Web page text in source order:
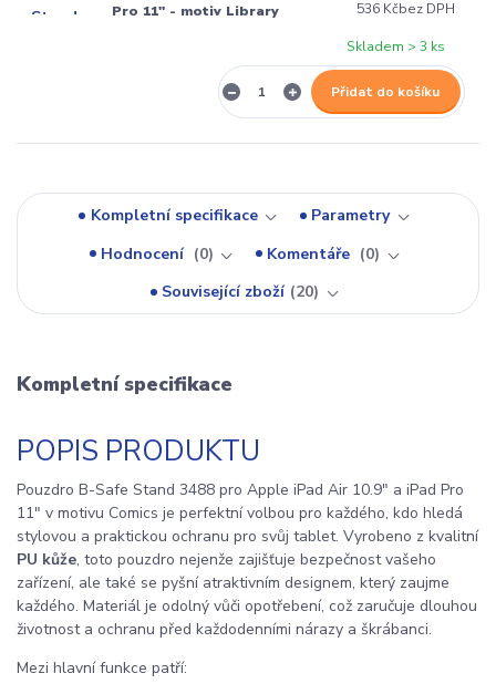
Pro 11" - motiv Library 536 Kčbez DPH
Skladem > 3 ks
Přidat do košíku
Kompletní specifikace
Parametry
Hodnocení
0 Komentáře
0
Související zboží 20
Kompletní specifikace
POPIS PRODUKTU
Pouzdro B-Safe Stand 3488 pro Apple iPad Air 10.9" a iPad Pro
11" v motivu Comics je perfektní volbou pro každého, kdo hledá
stylovou a praktickou ochranu pro svůj tablet. Vyrobeno z kvalitní
PU kůže, toto pouzdro nejenže zajišťuje bezpečnost vašeho
zařízení, ale také se pyšní atraktivním designem, který zaujme
každého. Materiál je odolný vůči opotřebení, což zaručuje dlouhou
životnost a ochranu před každodenními nárazy a škrábanci.
Mezi hlavní funkce patří: